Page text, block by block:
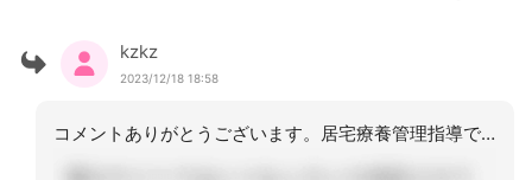
kzkz
2023/12/18 18:58
コメントありがとうございます。居宅療養管理指導での返戻を聞いたことがなかったので